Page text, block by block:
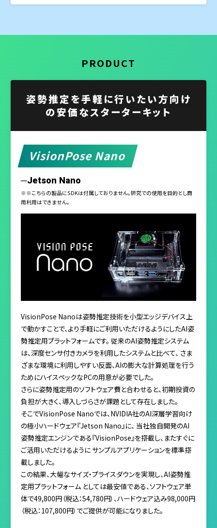
PRODUCT
姿勢推定を手軽に行いたい方向け
の安価なスターターキット
VisionPose Nano
─Jetson Nano
※※こちらの製品にSDKは付属しておりません。研究での使用を目的とし商
用利用はできません。
VisionPose Nanoは姿勢推定技術を小型エッジデバイス上
で動かすことで、より手軽にご利用いただけるようにしたAI姿
勢推定用プラットフォームです。 従来のAI姿勢推定システム
は、深度センサ付きカメラを利用したシステムと比べて、 さま
ざまな環境に利用しやすい反面、AIの膨大な計算処理を行う
ためにハイスペックなPCの用意が必要でした。
さらに姿勢推定用のソフトウェア費と合わせると、初期投資の
負担が大きく、導入しづらさが課題として存在しました。
そこでVisionPose Nanoでは、NVIDIA社のAI深層学習向け
の極小ハードウェア『Jetson Nano』に、 当社独自開発のAI
姿勢推定エンジンである『VisionPose』を搭載し、またすぐに
ご活用いただけるように サンプルアプリケーションを標準搭
載しました。
この結果、大幅なサイズ・プライスダウンを実現し、AI姿勢推
定用プラットフォーム としては最安値である、ソフトウェア単
体で49,800円（税込：54,780円）、ハードウェア込み98,000円
（税込：107,800円）でご提供が可能になりました。